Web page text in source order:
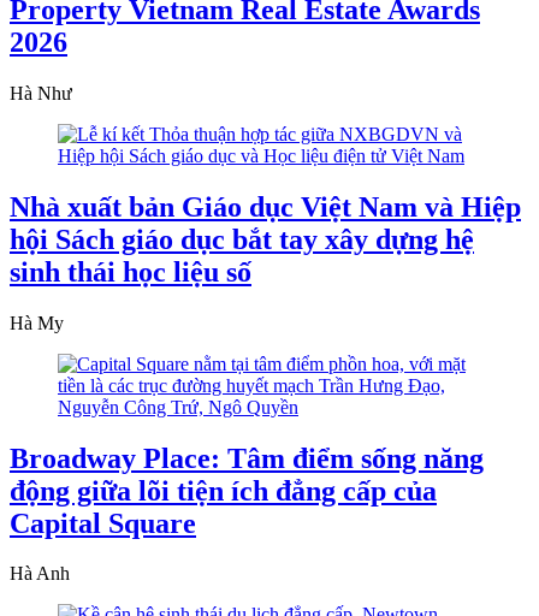
Property Vietnam Real Estate Awards
2026
Hà Như
Nhà xuất bản Giáo dục Việt Nam và Hiệp
hội Sách giáo dục bắt tay xây dựng hệ
sinh thái học liệu số
Hà My
Broadway Place: Tâm điểm sống năng
động giữa lõi tiện ích đẳng cấp của
Capital Square
Hà Anh